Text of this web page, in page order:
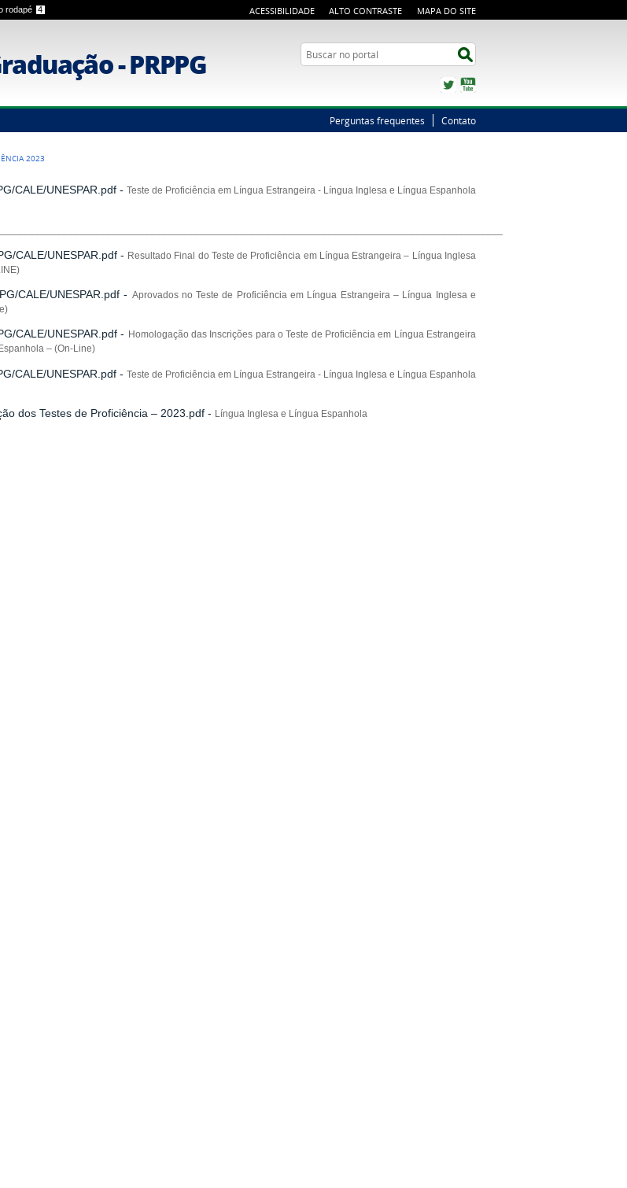
rodapé 4 ACESSIBILIDADE ALTO CONTRASTE MAPA DO SITE
- PRPPG Busca
Twitter
Perguntas frequentes Contato
2023
CALE/UNESPAR.pdf- Teste de Proficiência em Língua Estrangeira - Língua Inglesa e Língua Espanhola
CALE/UNESPAR.pdf- Resultado Final do Teste de Proficiência em Língua Estrangeira – Língua Inglesa
CALE/UNESPAR.pdf- Aprovados no Teste de Proficiência em Língua Estrangeira – Língua Inglesa e
CALE/UNESPAR.pdf- Homologação das Inscrições para o Teste de Proficiência em Língua Estrangeira
– (On-Line)
CALE/UNESPAR.pdf- Teste de Proficiência em Língua Estrangeira - Língua Inglesa e Língua Espanhola
dos Testes de Proficiência – 2023.pdf- Língua Inglesa e Língua Espanhola